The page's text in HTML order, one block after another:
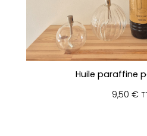
Huile paraffine
9,50 €